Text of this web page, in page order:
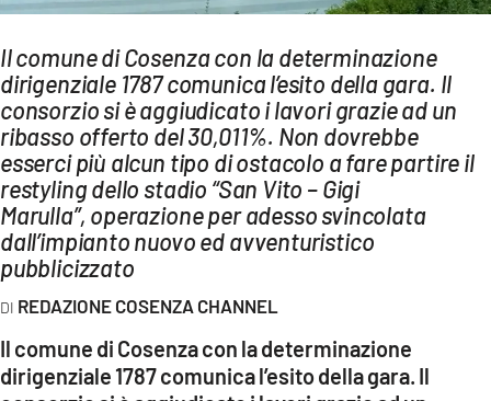
LAC ONAIR
LaC
Network
LACPLAY.IT
LACTV.IT
LACONAIR.IT
LACITYMAG.IT
ILVIBONESE.IT
Il comune di Cosenza con la determinazione
dirigenziale 1787 comunica l’esito della gara. Il
consorzio si è aggiudicato i lavori grazie ad un
ribasso offerto del 30,011%. Non dovrebbe
esserci più alcun tipo di ostacolo a fare partire il
restyling dello stadio “San Vito – Gigi
Marulla”, operazione per adesso svincolata
dall’impianto nuovo ed avventuristico
pubblicizzato
REDAZIONE COSENZA CHANNEL
Il comune di Cosenza con la determinazione
dirigenziale 1787 comunica l’esito della gara. Il